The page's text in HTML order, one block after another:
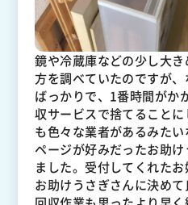
鏡や冷蔵庫などの少し大
方を調べていたのですが
ばっかりで、1番時間がか
収サービスで捨てること
も色々な業者があるみた
ページが好みだったお助
ました。受付してくれたお
お助けうさぎさんに決めて